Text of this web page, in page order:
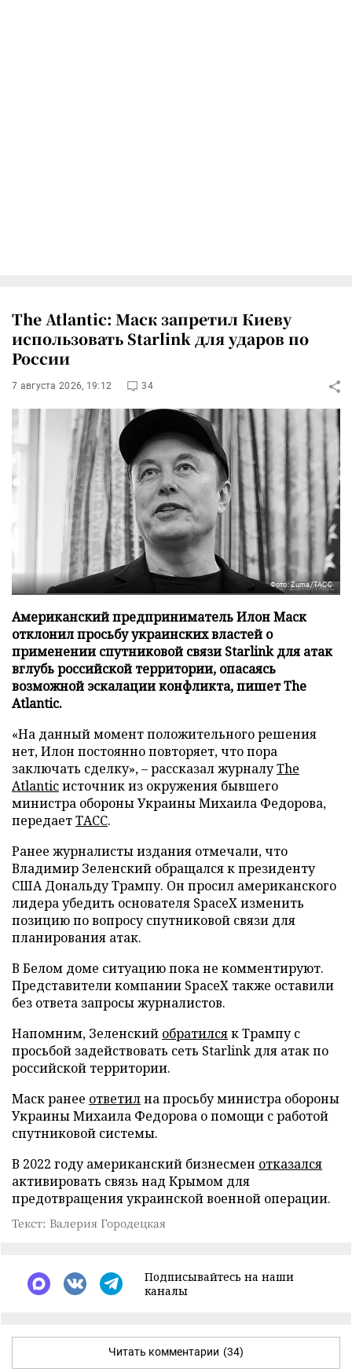
The Atlantic: Маск запретил Киеву
использовать Starlink для ударов по
России
7 августа 2026, 19:12 34
Фото: Zuma/ТАСС
Американский предприниматель Илон Маск
отклонил просьбу украинских властей о
применении спутниковой связи Starlink для атак
вглубь российской территории, опасаясь
возможной эскалации конфликта, пишет The
Atlantic.
«На данный момент положительного решения
нет, Илон постоянно повторяет, что пора
заключать сделку», – рассказал журналуThe
Atlanticисточник из окружения бывшего
министра обороны Украины Михаила Федорова,
передаетТАСС.
Ранее журналисты издания отмечали, что
Владимир Зеленский обращался к президенту
США Дональду Трампу. Он просил американского
лидера убедить основателя SpaceX изменить
позицию по вопросу спутниковой связи для
планирования атак.
В Белом доме ситуацию пока не комментируют.
Представители компании SpaceX также оставили
без ответа запросы журналистов.
Напомним, Зеленский обратилсяк Трампу с
просьбой задействовать сеть Starlink для атак по
российской территории.
Маск ранее ответилна просьбу министра обороны
Украины Михаила Федорова о помощи с работой
спутниковой системы.
В 2022 году американский бизнесмен отказался
активировать связь над Крымом для
предотвращения украинской военной операции.
Текст: Валерия Городецкая
Подписывайтесь на наши
каналы
Читать комментарии (34)